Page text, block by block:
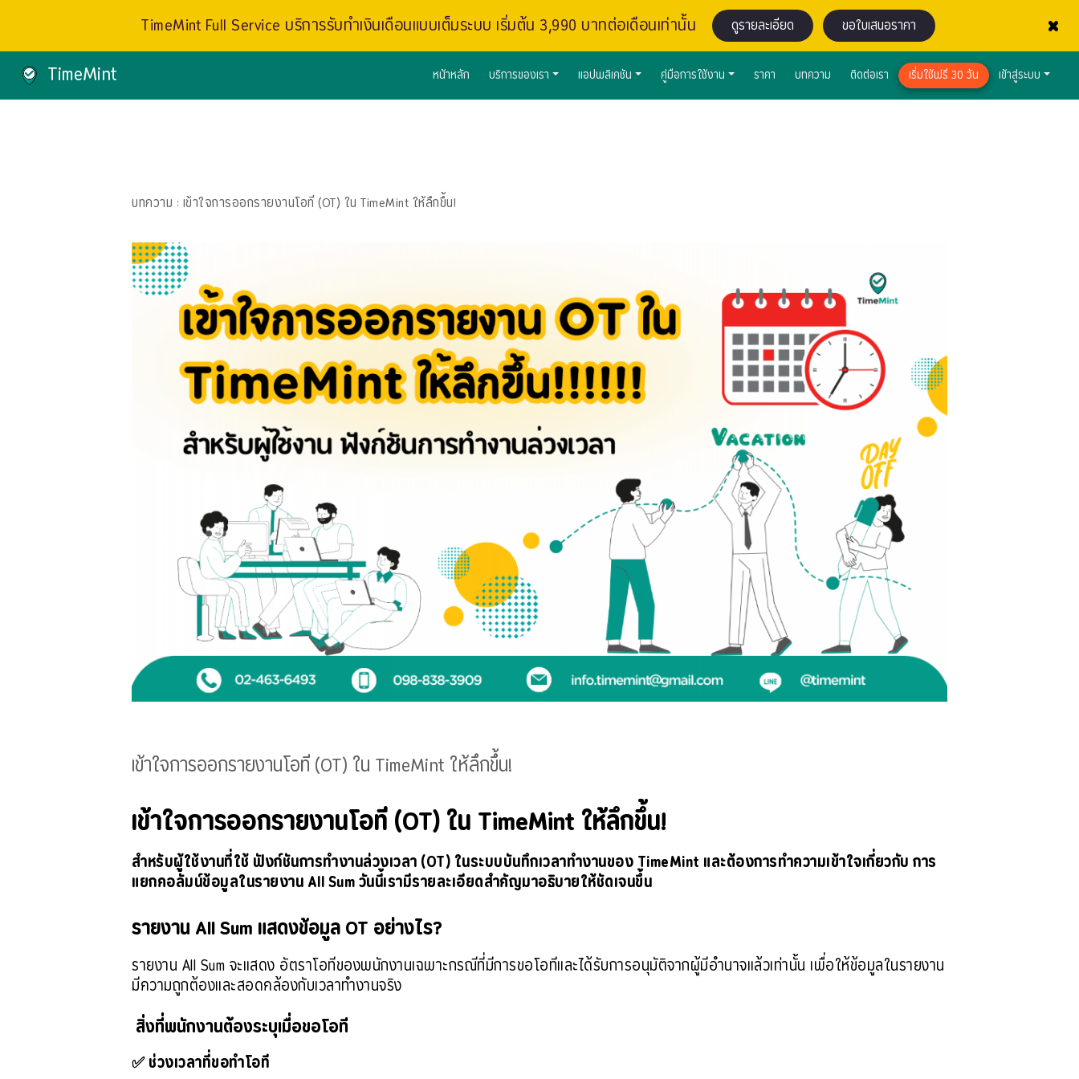
×
TimeMint Full Service บริการรับทำเงินเดือนแบบเต็มระบบ เริ่มต้น 3,990 บาทต่อเดือนเท่านั้น ดูรายละเอียด ขอใบเสนอราคา
TimeMint หน้าหลัก บริการของเรา แอปพลิเคชัน คู่มือการใช้งาน ราคา บทความ ติดต่อเรา เริ่มใช้ฟรี 30 วัน เข้าสู่ระบบ
บทความ : เข้าใจการออกรายงานโอที (OT) ใน TimeMint ให้ลึกขึ้น!
เข้าใจการออกรายงานโอที (OT) ใน TimeMint ให้ลึกขึ้น!
เข้าใจการออกรายงานโอที (OT) ใน TimeMint ให้ลึกขึ้น!
สำหรับผู้ใช้งานที่ใช้ ฟังก์ชันการทำงานล่วงเวลา (OT) ในระบบบันทึกเวลาทำงานของ TimeMint และต้องการทำความเข้าใจเกี่ยวกับ การ
แยกคอลัมน์ข้อมูลในรายงาน All Sum วันนี้เรามีรายละเอียดสำคัญมาอธิบายให้ชัดเจนขึ้น
รายงาน All Sum แสดงข้อมูล OT อย่างไร?
รายงาน All Sum จะแสดง อัตราโอทีของพนักงานเฉพาะกรณีที่มีการขอโอทีและได้รับการอนุมัติจากผู้มีอำนาจแล้วเท่านั้น เพื่อให้ข้อมูลในรายงาน
มีความถูกต้องและสอดคล้องกับเวลาทำงานจริง
สิ่งที่พนักงานต้องระบุเมื่อขอโอที
✅ ช่วงเวลาที่ขอทำโอที